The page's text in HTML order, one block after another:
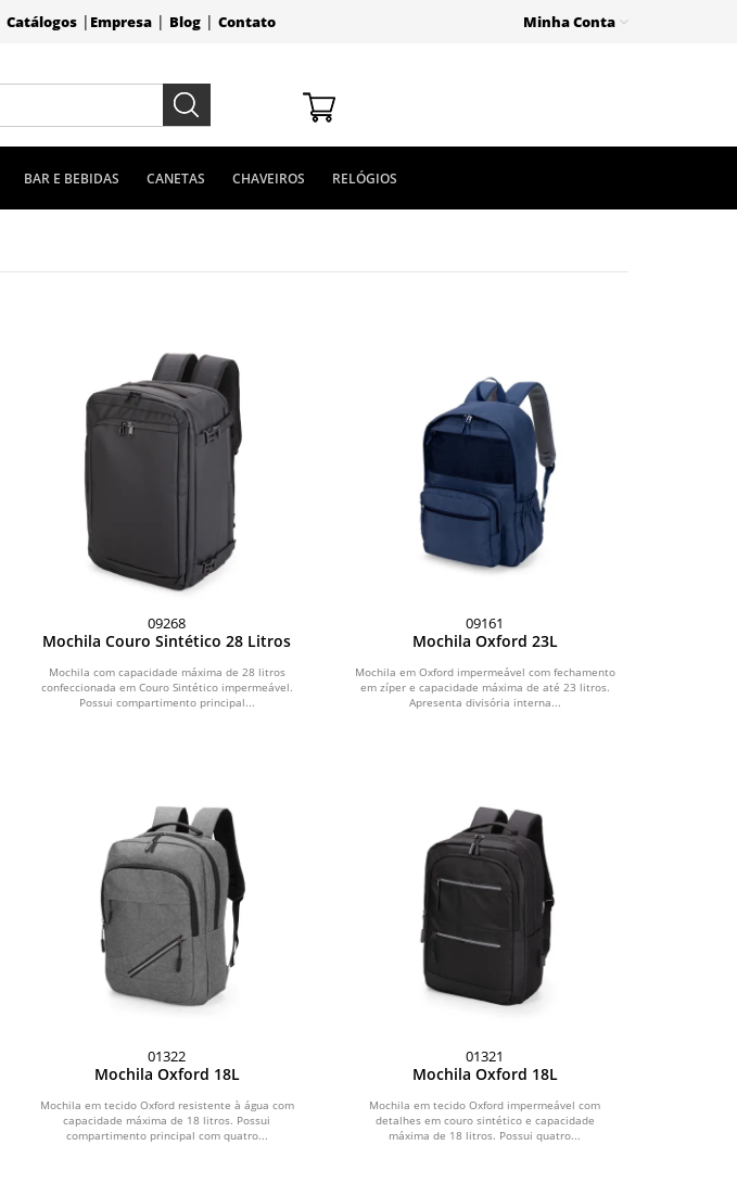
Catálogos| Empresa| Blog| Contato Minha Conta
BAR E BEBIDAS CANETAS CHAVEIROS RELÓGIOS
09268
Mochila Couro Sintético 28 Litros
Mochila com capacidade máxima de 28 litros
confeccionada em Couro Sintético impermeável.
Possui compartimento principal...
09161
Mochila Oxford 23L
Mochila em Oxford impermeável com fechamento
em zíper e capacidade máxima de até 23 litros.
Apresenta divisória interna...
01322
Mochila Oxford 18L
Mochila em tecido Oxford resistente à água com
capacidade máxima de 18 litros. Possui
compartimento principal com quatro...
01321
Mochila Oxford 18L
Mochila em tecido Oxford impermeável com
detalhes em couro sintético e capacidade
máxima de 18 litros. Possui quatro...